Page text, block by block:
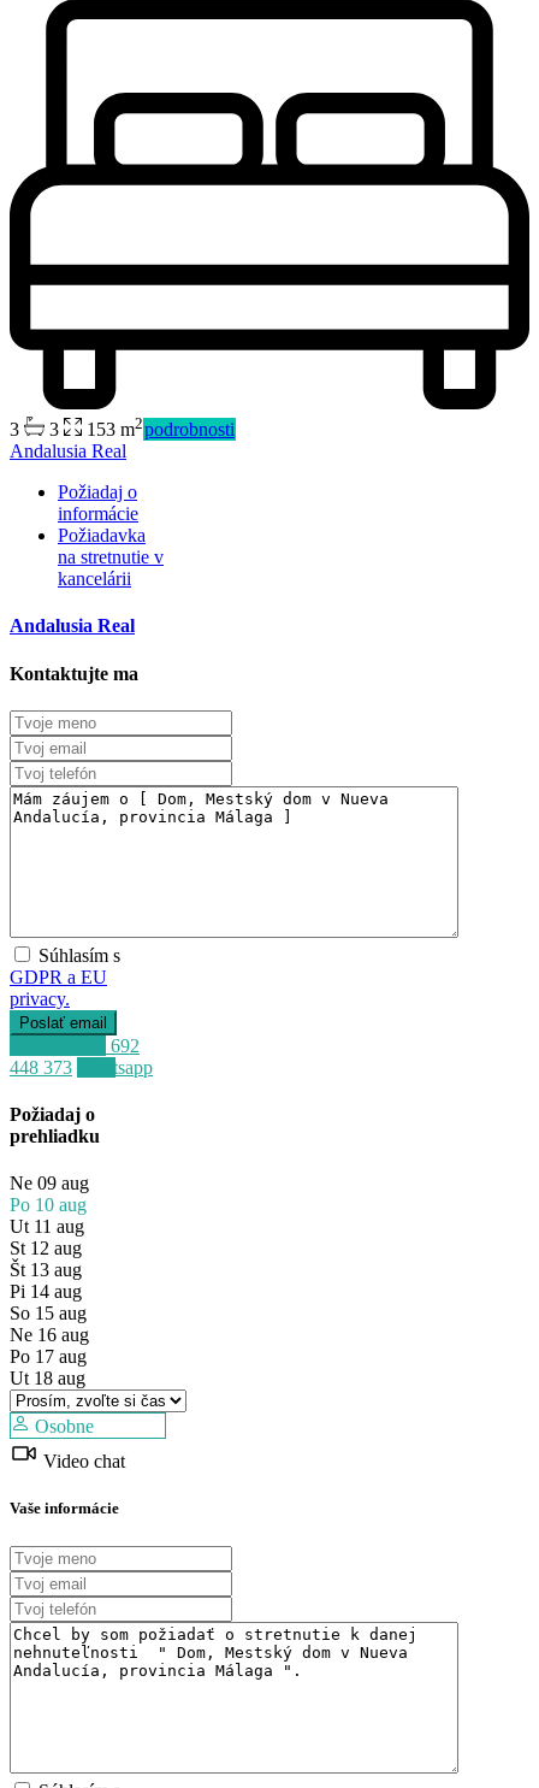
Predaj
Dostupné
Predaj
Dostupné
3 3 153 m2podrobnosti
Andalusia Real
Požiadaj o
informácie
Požiadavka
na stretnutie v
kancelárii
Andalusia Real
Kontaktujte ma
Súhlasím s
GDPR a EU
privacy.
+34 692
448 373
Whatsapp
Požiadaj o
prehliadku
Ne 09 aug
Po 10 aug
Ut 11 aug
St 12 aug
Št 13 aug
Pi 14 aug
So 15 aug
Ne 16 aug
Po 17 aug
Ut 18 aug
Osobne
Video chat
Vaše informácie